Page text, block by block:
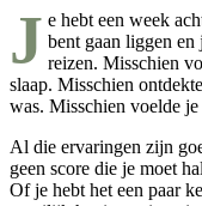
J e hebt een week
bent gaan liggen en
reizen. Misschien
slaap. Misschien
was. Misschien voelde je
Al die ervaringen zijn
geen score die je moet
Of je hebt het een paar